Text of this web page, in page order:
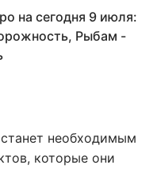
на сегодня 9 июля:
Рыбам -
необходимым
которые они